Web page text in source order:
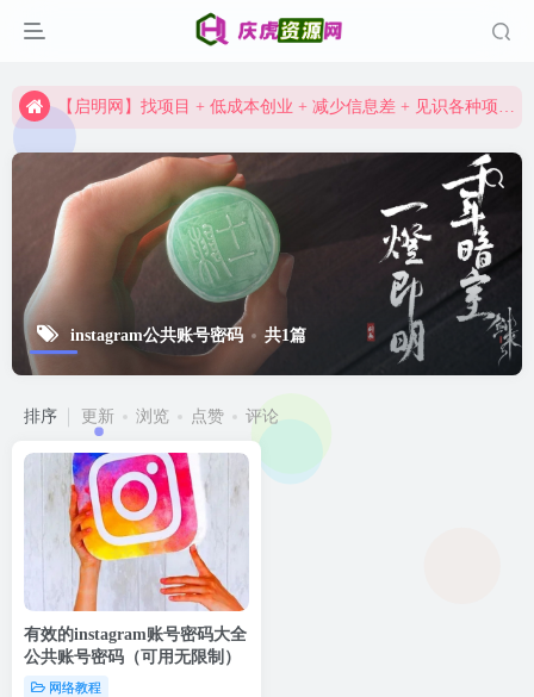
【启明网】找项目 + 低成本创业 + 减少信息差 + 见识各种项目 + 提升网创认知。
【启明网】找项目 + 低成本创业 + 减少信息差 + 见识各种项目 + 提升网创认知。
instagram公共账号密码 共1篇
排序 更新 浏览 点赞 评论
有效的instagram账号密码大全
公共账号密码（可用无限制）
网络教程